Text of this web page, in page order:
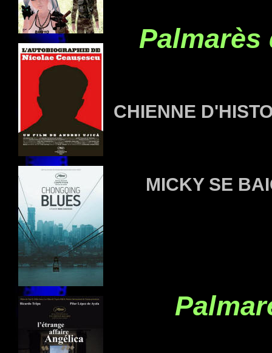
CHIENNE
MICKY SE